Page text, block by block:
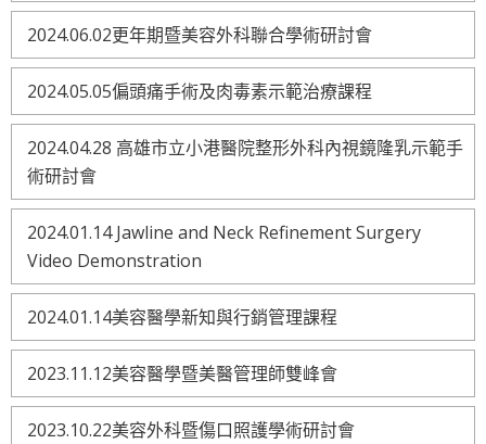
2024.06.02更年期暨美容外科聯合學術研討會
2024.05.05偏頭痛手術及肉毒素示範治療課程
2024.04.28 高雄市立小港醫院整形外科內視鏡隆乳示範手
術研討會
2024.01.14 Jawline and Neck Refinement Surgery
Video Demonstration
2024.01.14美容醫學新知與行銷管理課程
2023.11.12美容醫學暨美醫管理師雙峰會
2023.10.22美容外科暨傷口照護學術研討會